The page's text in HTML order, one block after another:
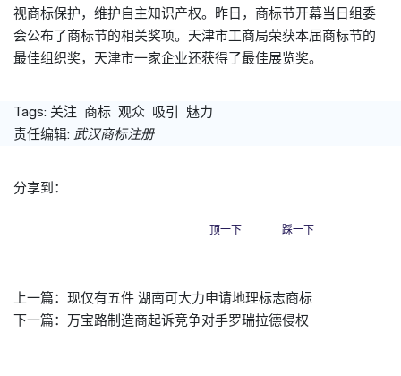
视商标保护，维护自主知识产权。昨日， 商标节开幕当日组委
会公布了商标节的相关奖项。天津市工商局荣获本届商标节的
最佳组织奖，天津市一家企业还获得了最佳展览奖。
Tags: 关注 商标 观众 吸引
魅力
责任编辑: 武汉商标注册
分享到：
顶一下 踩一下
上一篇： 现仅有五件 湖南可大力申请地理标志商标
下一篇： 万宝路制造商起诉竞争对手罗瑞拉德侵权